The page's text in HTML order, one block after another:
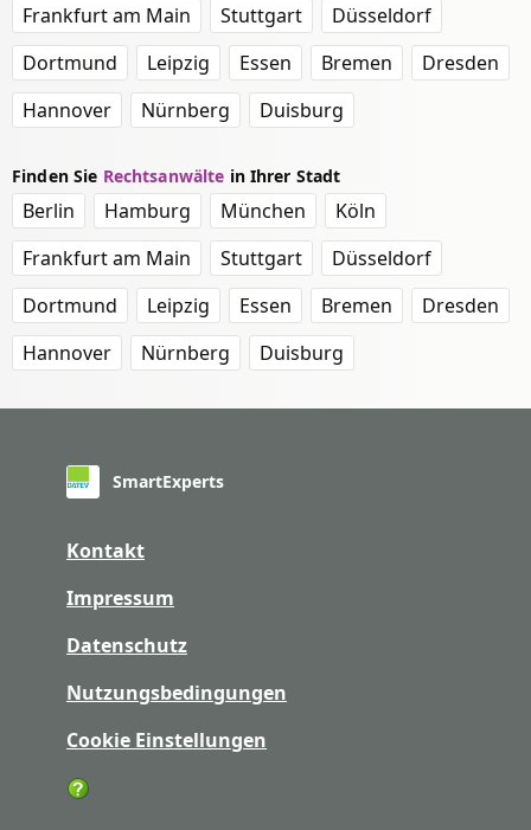
Frankfurt am Main
Stuttgart
Düsseldorf
Dortmund
Leipzig Essen Bremen
Dresden
Hannover
Nürnberg Duisburg
Finden Sie Rechtsanwälte in Ihrer Stadt
Berlin Hamburg München
Köln
Frankfurt am Main
Stuttgart
Düsseldorf
Dortmund
Leipzig Essen Bremen
Dresden
Hannover
Nürnberg Duisburg
SmartExperts
Kontakt
Impressum
Datenschutz
Nutzungsbedingungen
Cookie Einstellungen